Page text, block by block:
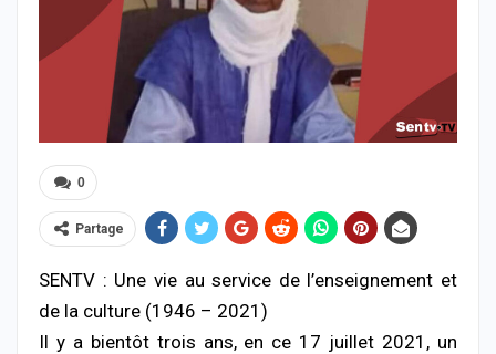
0
Partage
SENTV : Une vie au service de l’enseignement et
de la culture (1946 – 2021)
Il y a bientôt trois ans, en ce 17 juillet 2021, un